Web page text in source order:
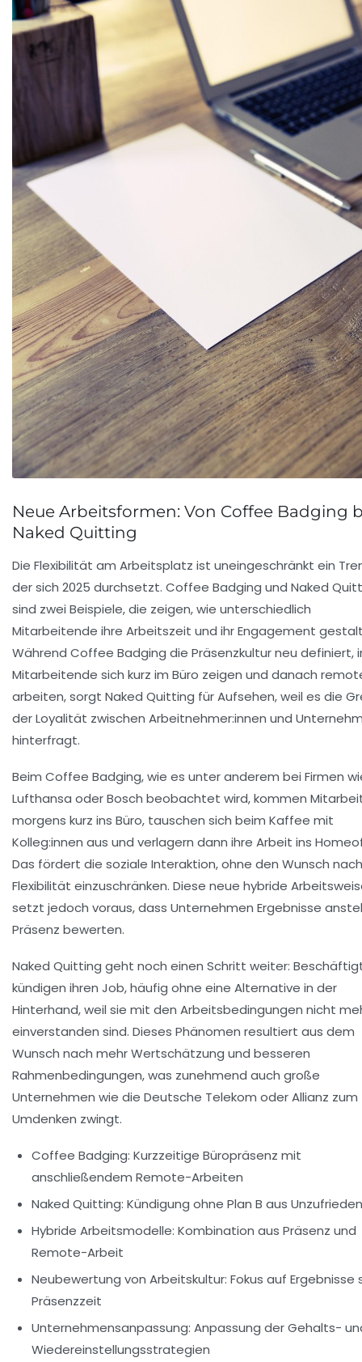
Neue Arbeitsformen: Von Coffee Badging
Naked Quitting
Die Flexibilität am Arbeitsplatz ist uneingeschränkt ein
der sich 2025 durchsetzt. Coffee Badging und Naked
sind zwei Beispiele, die zeigen, wie unterschiedlich
Mitarbeitende ihre Arbeitszeit und ihr Engagement
Während Coffee Badging die Präsenzkultur neu definiert,
Mitarbeitende sich kurz im Büro zeigen und danach
arbeiten, sorgt Naked Quitting für Aufsehen, weil es die
der Loyalität zwischen Arbeitnehmer:innen und
hinterfragt.
Beim Coffee Badging, wie es unter anderem bei Firmen
Lufthansa oder Bosch beobachtet wird, kommen
morgens kurz ins Büro, tauschen sich beim Kaffee mit
Kolleg:innen aus und verlagern dann ihre Arbeit ins
Das fördert die soziale Interaktion, ohne den Wunsch nach
Flexibilität einzuschränken. Diese neue hybride
setzt jedoch voraus, dass Unternehmen Ergebnisse
Präsenz bewerten.
Naked Quitting geht noch einen Schritt weiter:
kündigen ihren Job, häufig ohne eine Alternative in der
Hinterhand, weil sie mit den Arbeitsbedingungen nicht
einverstanden sind. Dieses Phänomen resultiert aus dem
Wunsch nach mehr Wertschätzung und besseren
Rahmenbedingungen, was zunehmend auch große
Unternehmen wie die Deutsche Telekom oder Allianz zum
Umdenken zwingt.
Coffee Badging: Kurzzeitige Büropräsenz mit
anschließendem Remote-Arbeiten
Naked Quitting: Kündigung ohne Plan B aus
Hybride Arbeitsmodelle: Kombination aus Präsenz und
Remote-Arbeit
Neubewertung von Arbeitskultur: Fokus auf
Präsenzzeit
Unternehmensanpassung: Anpassung der Gehalts-
Wiedereinstellungsstrategien